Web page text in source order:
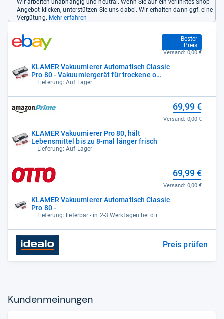
Wir arbeiten unabhängig und neutral. Wenn Sie auf ein verlinktes Shop-
Angebot klicken, unterstützen Sie uns dabei. Wir erhalten dann ggf. eine
Vergütung. Mehr erfahren
KLAMER Vakuumierer Automatisch Classic
Pro 80 - Vakuumiergerät für trockene o…
Lieferung: Auf Lager
Bester
Preis
59,49 €
Versand: 0,00 €
KLAMER Vakuumierer Pro 80, hält
Lebensmittel bis zu 8-mal länger frisch
Lieferung: Auf Lager
69,99 €
Versand: 0,00 €
KLAMER Vakuumierer Automatisch Classic
Pro 80 -
Lieferung: lieferbar - in 2-3 Werktagen bei dir
69,99 €
Versand: 0,00 €
Preis prüfen
Kun­den­mei­nun­gen